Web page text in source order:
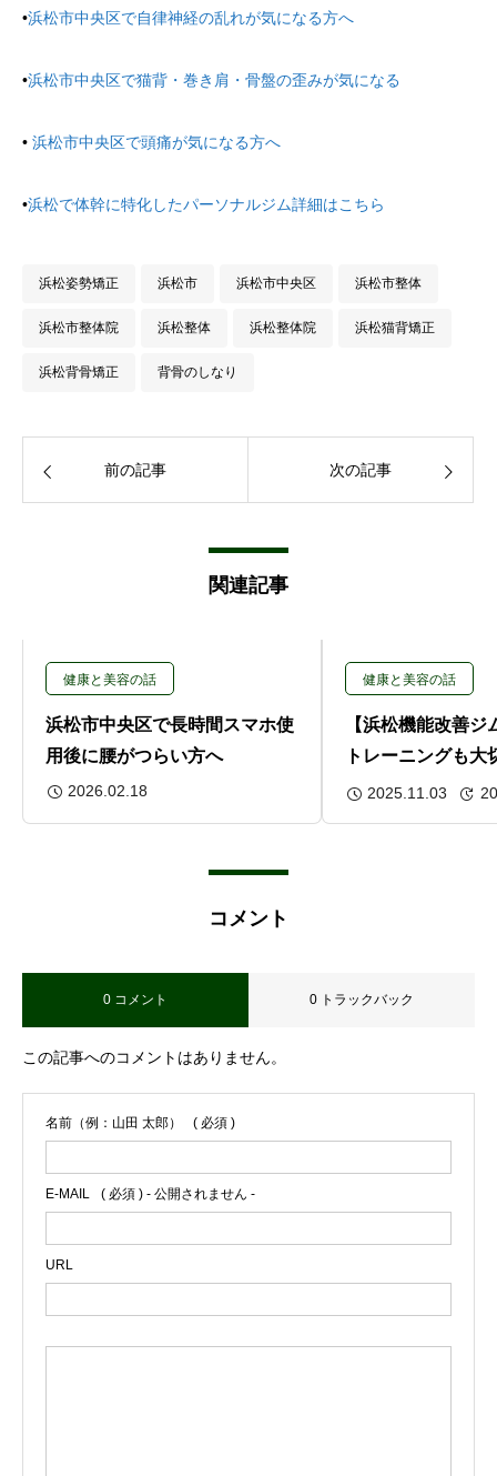
•浜松市中央区で自律神経の乱れが気になる方へ
•浜松市中央区で猫背・巻き肩・骨盤の歪みが気になる
• 浜松市中央区で頭痛が気になる方へ
•浜松で体幹に特化したパーソナルジム詳細はこちら
浜松姿勢矯正 浜松市 浜松市中央区 浜松市整体
浜松市整体院 浜松整体 浜松整体院 浜松猫背矯正
浜松背骨矯正 背骨のしなり
前の記事 次の記事
関連記事
健康と美容の話
浜松市中央区で長時間スマホ使
用後に腰がつらい方へ
2026.02.18
健康と美容の話
【浜松機能改善
トレーニングも大
えるトレーニング
2025.11.03
コメント
0 コメント 0 トラックバック
この記事へのコメントはありません。
名前（例：山田 太郎） ( 必須 )
E-MAIL ( 必須 ) - 公開されません -
URL